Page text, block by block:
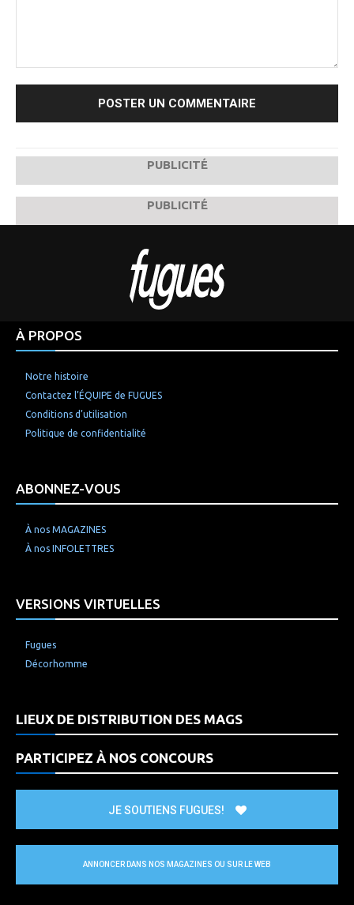
PUBLICITÉ
PUBLICITÉ
À PROPOS
Notre histoire
Contactez l’ÉQUIPE de FUGUES
Conditions d’utilisation
Politique de confidentialité
ABONNEZ-VOUS
À nos MAGAZINES
À nos INFOLETTRES
VERSIONS VIRTUELLES
Fugues
Décorhomme
LIEUX DE DISTRIBUTION DES MAGS
PARTICIPEZ À NOS CONCOURS
JE SOUTIENS FUGUES!
ANNONCER DANS NOS MAGAZINES OU SUR LE WEB